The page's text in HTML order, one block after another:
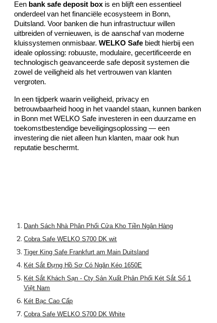
Een bank safe deposit box is en blijft een essentieel
onderdeel van het financiële ecosysteem in Bonn,
Duitsland. Voor banken die hun infrastructuur willen
uitbreiden of vernieuwen, is de aanschaf van moderne
kluissystemen onmisbaar.WELKO Safe biedt hierbij een
ideale oplossing: robuuste, modulaire, gecertificeerde en
technologisch geavanceerde safe deposit systemen die
zowel de veiligheid als het vertrouwen van klanten
vergroten.
In een tijdperk waarin veiligheid, privacy en
betrouwbaarheid hoog in het vaandel staan, kunnen banken
in Bonn met WELKO Safe investeren in een duurzame en
toekomstbestendige beveiligingsoplossing — een
investering die niet alleen hun klanten, maar ook hun
reputatie beschermt.
Danh Sách Nhà Phân Phối Cửa Kho Tiền Ngân Hàng
Cobra Safe WELKO S700 DK wit
Tiger King Safe Frankfurt am Main Duitsland
Két Sắt Đựng Hồ Sơ Có Ngăn Kéo 1650E
Két Sắt Khách Sạn - Cty Sản Xuất Phân Phối Két Sắt Số 1
Việt Nam
Két Bạc Cao Cấp
Cobra Safe WELKO S700 DK White